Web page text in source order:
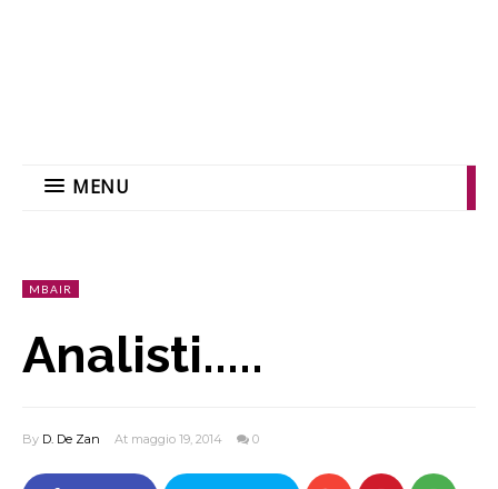
MENU
MBAIR
Analisti.....
By D. De Zan At maggio 19, 2014 0